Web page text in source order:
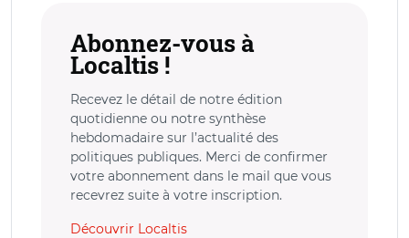
Abonnez-vous à
Localtis !
Recevez le détail de notre édition
quotidienne ou notre synthèse
hebdomadaire sur l’actualité des
politiques publiques. Merci de confirmer
votre abonnement dans le mail que vous
recevrez suite à votre inscription.
Découvrir Localtis